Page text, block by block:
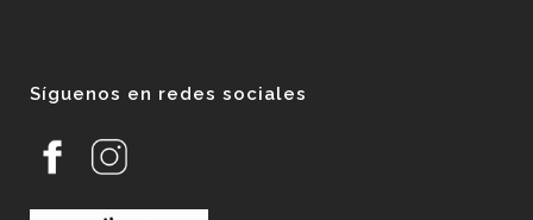
Síguenos en redes sociales